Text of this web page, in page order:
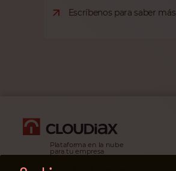
Escríbenos para saber más
Plataforma en la nube
para tu empresa